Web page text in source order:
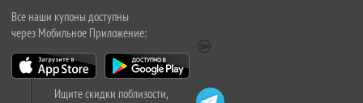
Все наши купоны доступны
через Мобильное Приложение:
Ищите скидки поблизости,